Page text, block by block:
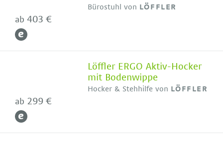
Bürostuhl von LÖFFLER
ab 403 €
Löffler ERGO Aktiv-Hocker
mit Bodenwippe
Hocker & Stehhilfe von LÖFFLER
ab 299 €